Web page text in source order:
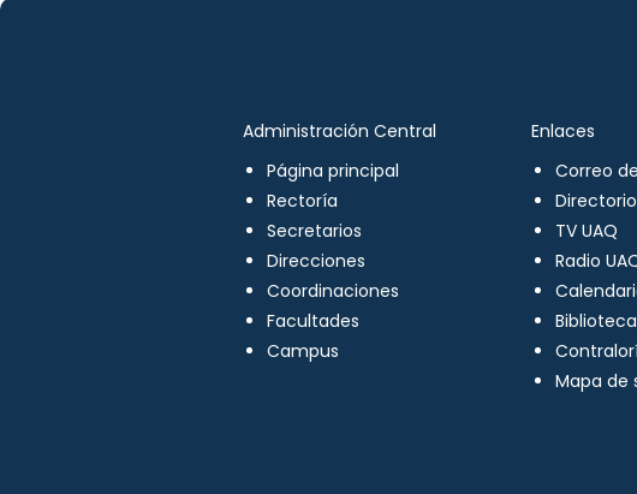
Administración Central
Página principal
Rectoría
Secretarios
Direcciones
Coordinaciones
Facultades
Campus
Enlaces
Correo
Directorio
TV UAQ
Radio
Mapa de